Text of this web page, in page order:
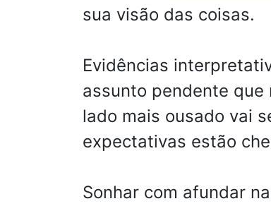
sua visão das coisas.
Evidências
assunto pendente
lado mais ousado vai
expectativas estão
Sonhar com afundar